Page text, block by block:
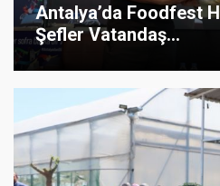
Antalya’da Foodfest
Şefler Vatandaş...